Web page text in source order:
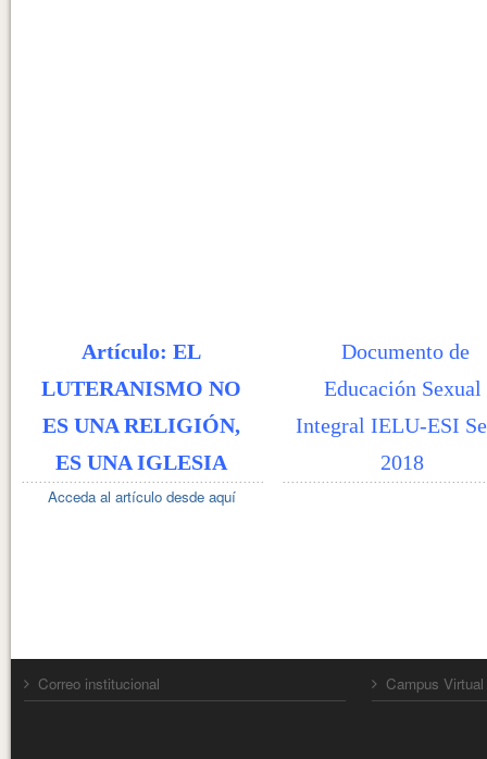
Artículo: EL
LUTERANISMO NO
ES UNA RELIGIÓN,
ES UNA IGLESIA
Acceda al artículo desde aquí
Documento de
Educación Sexual
Integral IELU-ESI
2018
Correo institucional Campus